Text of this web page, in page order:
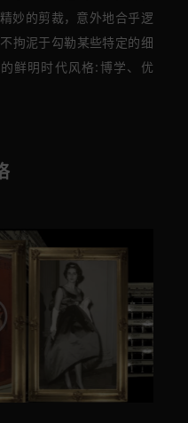
妙的剪裁，意外地合乎逻
拘泥于勾勒某些特定的细
鲜明时代风格:博学、优